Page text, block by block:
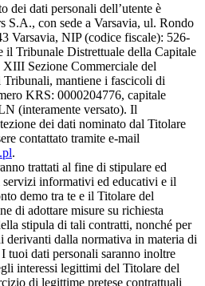
dei dati personali dell’utente è
con sede a Varsavia, ul. Rondo
Varsavia, NIP (codice fiscale): 526-
il Tribunale Distrettuale della Capitale
XIII Sezione Commerciale del
mantiene i fascicoli di
KRS: 0000204776, capitale
(interamente versato). Il
dei dati nominato dal Titolare
contattato tramite e-mail
.
trattati al fine di stipulare ed
informativi ed educativi e il
demo tra te e il Titolare del
di adottare misure su richiesta
stipula di tali contratti, nonché per
derivanti dalla normativa in materia di
tuoi dati personali saranno inoltre
interessi legittimi del Titolare del
di legittime pretese contrattuali